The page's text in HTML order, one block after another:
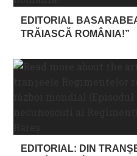
EDITORIAL
TRĂIASCĂ ROMÂNIA!”
EDITORIAL: DIN